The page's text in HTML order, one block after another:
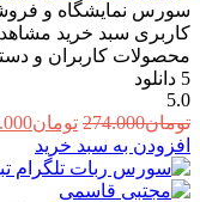
کاربری سبد خرید
محصولات کاربران و
5 دانلود
5.0
تومان274.000 قیمت
اصلی:
بود.
تومان
افزودن به سبد خرید